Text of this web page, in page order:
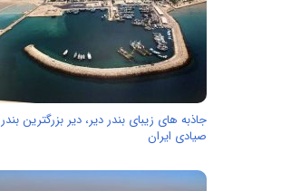
جاذبه های زیبای بندر دیر، دیر بزرگترین بندر
صیادی ایران